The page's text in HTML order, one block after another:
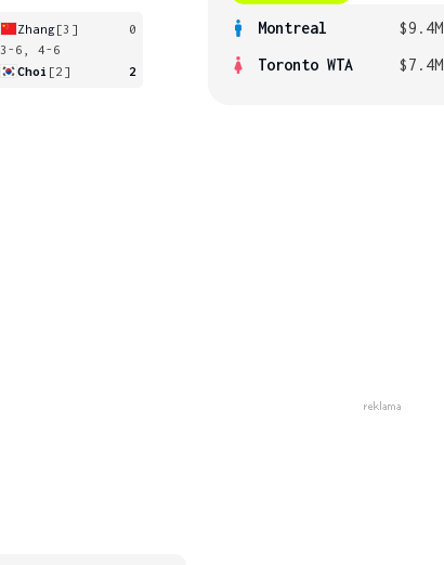
Zhang[3]
0
3-6, 4-6
Choi [2] 2
Montreal $9.4M
Toronto WTA
$7.4M